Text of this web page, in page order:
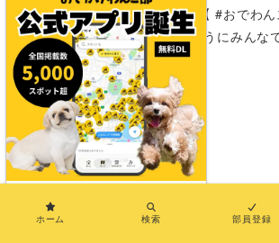
犬とおでかけする時のマナー【 #おでわ
】|わんこokの施設が増えるようにみんな
よう
運営者情報
お問い合わせ
メディア紹介
ホーム 検索 部員登録